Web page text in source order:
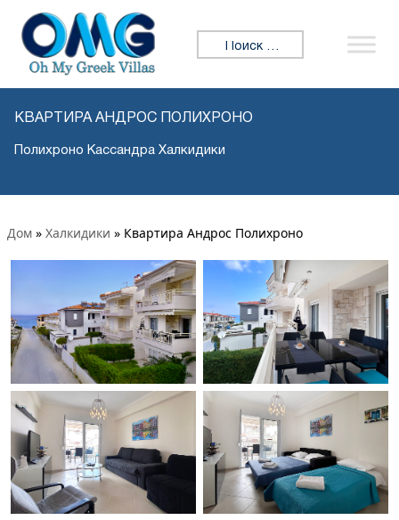
Искать:
КВАРТИРА АНДРОС ПОЛИХРОНО
Полихроно Кассандра Халкидики
Дом » Халкидики » Квартира Андрос Полихроно